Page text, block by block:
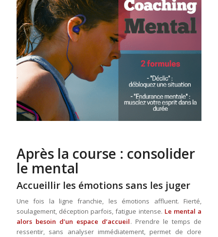
Après la course : consolider
le mental
Accueillir les émotions sans les juger
Une fois la ligne franchie, les émotions affluent. Fierté,
soulagement, déception parfois, fatigue intense. Le mental a
alors besoin d’un espace d’accueil. Prendre le temps de
ressentir, sans analyser immédiatement, permet de clore